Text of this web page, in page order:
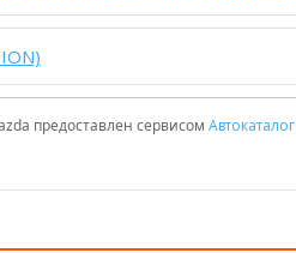
предоставлен сервисом